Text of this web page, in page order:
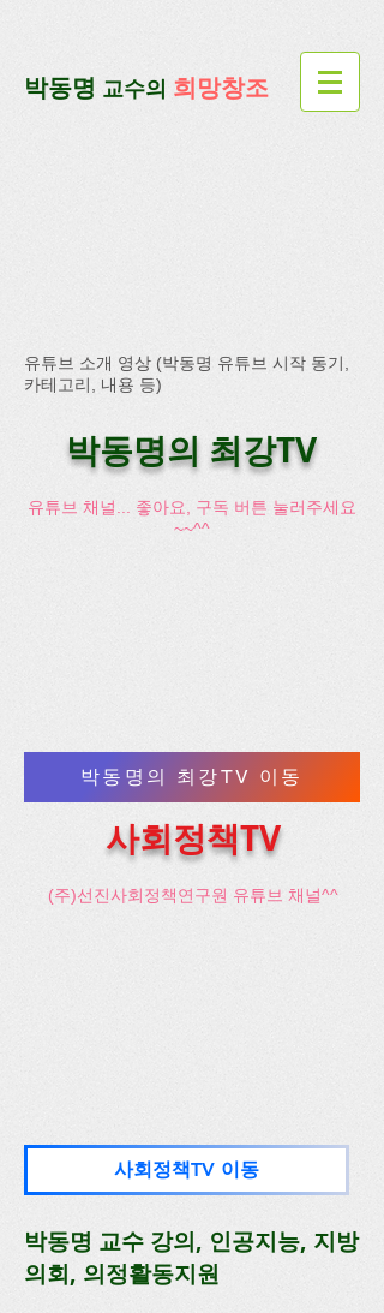
​박동명 교수의 희망창조
유튜브 소개 영상 (박동명 유튜브 시작 동기,
카테고리, 내용 등)
박동명의 최강TV
유튜브 채널... 좋아요, 구독 버튼 눌러주세요
~~^^
박동명의 최강TV 이동
사회정책TV
(주)선진사회정책연구원 유튜브 채널^^
사회정책TV 이동
박동명 교수 강의, 인공지능, 지방
의회, 의정활동지원